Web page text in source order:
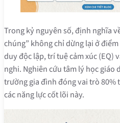
Trong kỷ nguyên số, định nghĩa
chúng” không chỉ dừng lại ở
duy độc lập, trí tuệ cảm xúc (EQ)
nghi. Nghiên cứu tâm lý học giáo
trường gia đình đóng vai trò 80%
các năng lực cốt lõi này.